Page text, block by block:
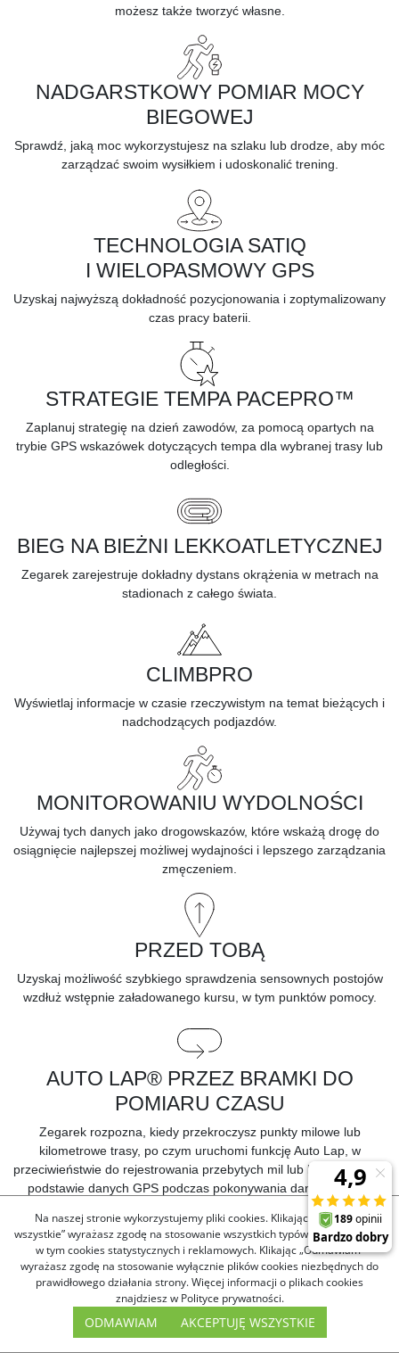
możesz także tworzyć własne.
NADGARSTKOWY POMIAR MOCY
BIEGOWEJ
Sprawdź, jaką moc wykorzystujesz na szlaku lub drodze, aby móc
zarządzać swoim wysiłkiem i udoskonalić trening.
TECHNOLOGIA SATIQ
I WIELOPASMOWY GPS
Uzyskaj najwyższą dokładność pozycjonowania i zoptymalizowany
czas pracy baterii.
STRATEGIE TEMPA PACEPRO™
Zaplanuj strategię na dzień zawodów, za pomocą opartych na
trybie GPS wskazówek dotyczących tempa dla wybranej trasy lub
odległości.
BIEG NA BIEŻNI LEKKOATLETYCZNEJ
Zegarek zarejestruje dokładny dystans okrążenia w metrach na
stadionach z całego świata.
CLIMBPRO
Wyświetlaj informacje w czasie rzeczywistym na temat bieżących i
nadchodzących podjazdów.
MONITOROWANIU WYDOLNOŚCI
Używaj tych danych jako drogowskazów, które wskażą drogę do
osiągnięcie najlepszej możliwej wydajności i lepszego zarządzania
zmęczeniem.
PRZED TOBĄ
Uzyskaj możliwość szybkiego sprawdzenia sensownych postojów
wzdłuż wstępnie załadowanego kursu, w tym punktów pomocy.
AUTO LAP® PRZEZ BRAMKI DO
POMIARU CZASU
Zegarek rozpozna, kiedy przekroczysz punkty milowe lub
kilometrowe trasy, po czym uruchomi funkcję Auto Lap, w
przeciwieństwie do rejestrowania przebytych mil lub kilometrów na
podstawie danych GPS podczas pokonywania danego kursu.
SUGEROWANY PUNKT ZAKOŃCZENIA
Jeśli masz załadowany kurs wyścigu, zegarek może zasugerować
przycięcie zarejestrowanych danych, tak aby pasowały one do
faktycznego czasu przekroczenia określonego punktu
Na naszej stronie wykorzystujemy pliki cookies. Klikając „Akceptuję
wszystkie” wyrażasz zgodę na stosowanie wszystkich typów plików cookies,
w tym cookies statystycznych i reklamowych. Klikając „Odmawiam”
wyrażasz zgodę na stosowanie wyłącznie plików cookies niezbędnych do
prawidłowego działania strony. Więcej informacji o plikach cookies
znajdziesz w Polityce prywatności.
ODMAWIAM AKCEPTUJĘ WSZYSTKIE